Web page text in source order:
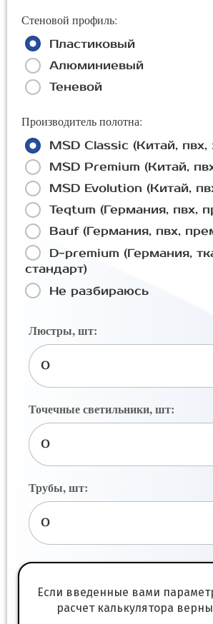
Стеновой профиль:
Пластиковый
Алюминиевый
Теневой
Производитель полотна:
MSD Classic (Китай, пвх,
MSD Premium (Китай,
MSD Evolution (Китай,
Teqtum (Германия, пвх,
Bauf (Германия, пвх,
D-premium (Германия,
стандарт)
Не разбираюсь
Люстры, шт:
Точечные светильники, шт:
Трубы, шт:
Если введенные вами
расчет калькулятора